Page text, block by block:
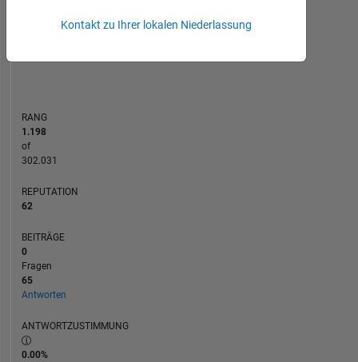
0
ZEITACHSE
RANG
1.198
of
302.031
REPUTATION
62
BEITRÄGE
0
Fragen
65
Antworten
ANTWORTZUSTIMMUNG
0.00%
Kontakt zu Ihrer lokalen Niederlassung